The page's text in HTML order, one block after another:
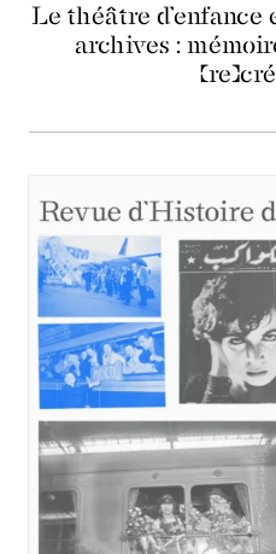
Le théâtre d’enfance
archives :